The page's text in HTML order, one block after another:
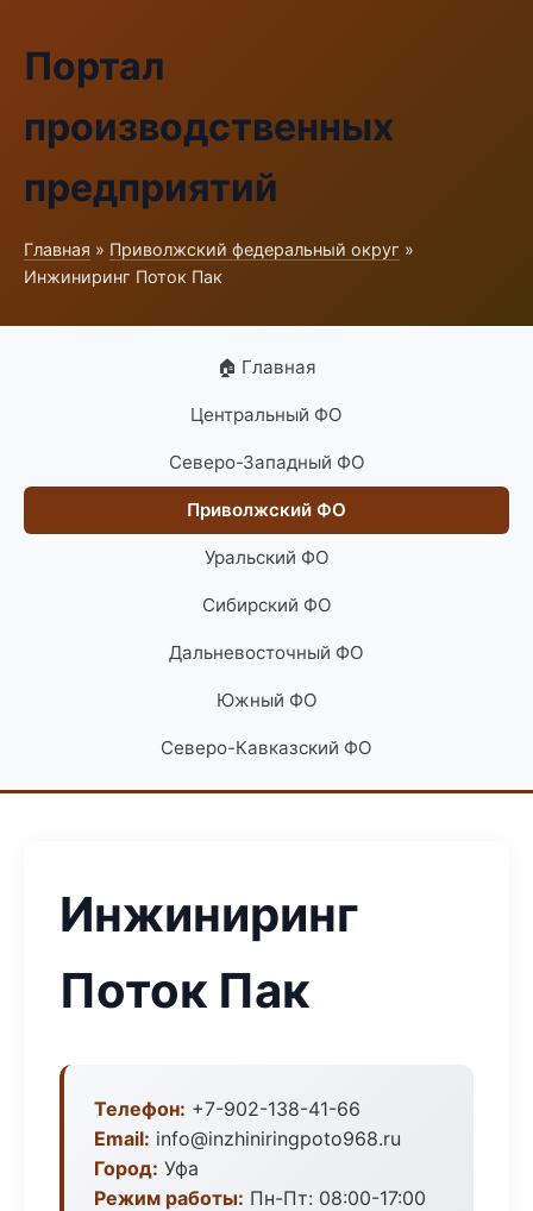
Портал
производственных
предприятий
Главная » Приволжский федеральный округ »
Инжиниринг Поток Пак
🏠 Главная
Центральный ФО
Северо-Западный ФО
Приволжский ФО
Уральский ФО
Сибирский ФО
Дальневосточный ФО
Южный ФО
Северо-Кавказский ФО
Инжиниринг
Поток Пак
Телефон: +7-902-138-41-66
Email: info@inzhiniringpoto968.ru
Город: Уфа
Режим работы: Пн-Пт: 08:00-17:00